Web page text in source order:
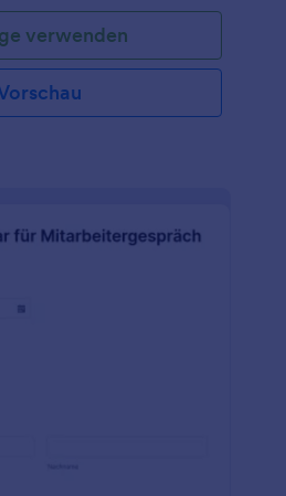
verwenden